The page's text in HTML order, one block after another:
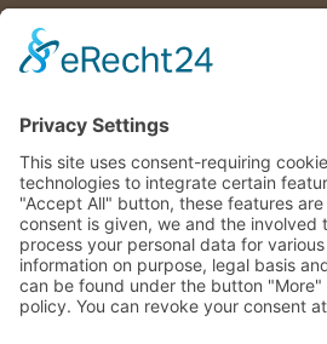
2025: SANDRA KLEIN